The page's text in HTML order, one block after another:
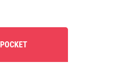
POCKET